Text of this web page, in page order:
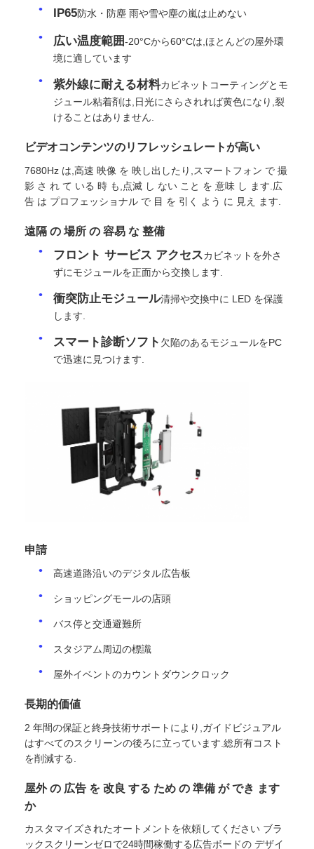
引金 を 求め て ください
LED ビデオウォールディスプレイ
LEDディスプレイ画面
コンサートLEDスクリーン
コブLEDビデオ壁
透明なLEDディスプレイ
SMD LEDスクリーン
屋外の導かれた看板
IP65防水・防塵 雨や雪や塵の嵐は止めない
広い温度範囲-20°Cから60°Cは,ほとんどの屋外環
境に適しています
紫外線に耐える材料カビネットコーティングとモ
ジュール粘着剤は,日光にさらされれば黄色になり,裂
けることはありません.
ビデオコンテンツのリフレッシュレートが高い
7680Hz は,高速 映像 を 映し出したり,スマートフォン で 撮
影 さ れ て いる 時 も,点滅 し ない こと を 意味 し ます.広
告 は プロフェッショナル で 目 を 引く よう に 見え ます.
遠隔 の 場所 の 容易 な 整備
フロント サービス アクセスカビネットを外さ
ずにモジュールを正面から交換します.
衝突防止モジュール清掃や交換中に LED を保護
します.
スマート診断ソフト 欠陥のあるモジュールをPC
で迅速に見つけます.
申請
高速道路沿いのデジタル広告板
ショッピングモールの店頭
バス停と交通避難所
スタジアム周辺の標識
屋外イベントのカウントダウンクロック
長期的価値
2 年間の保証と終身技術サポートにより,ガイドビジュアル
はすべてのスクリーンの後ろに立っています.総所有コスト
を削減する.
屋外 の 広告 を 改良 する ため の 準備 が でき ます
か
カスタマイズされたオートメントを依頼してください ブラ
ックスクリーンゼロで24時間稼働する広告ボードの デザイ